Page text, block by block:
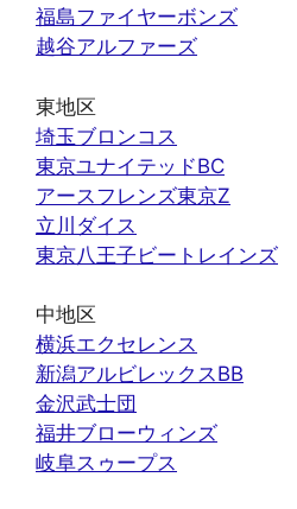
福島ファイヤーボンズ
越谷アルファーズ
東地区
埼玉ブロンコス
東京ユナイテッドBC
アースフレンズ東京Z
立川ダイス
東京八王子ビートレインズ
中地区
横浜エクセレンス
新潟アルビレックスBB
金沢武士団
福井ブローウィンズ
岐阜スゥープス